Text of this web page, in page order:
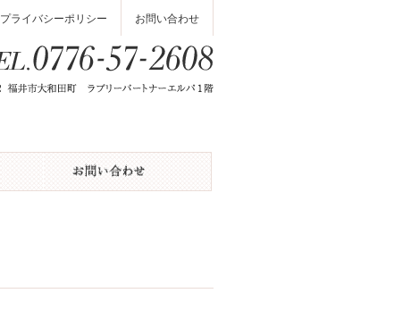
プライバシーポリシー お問い合わせ